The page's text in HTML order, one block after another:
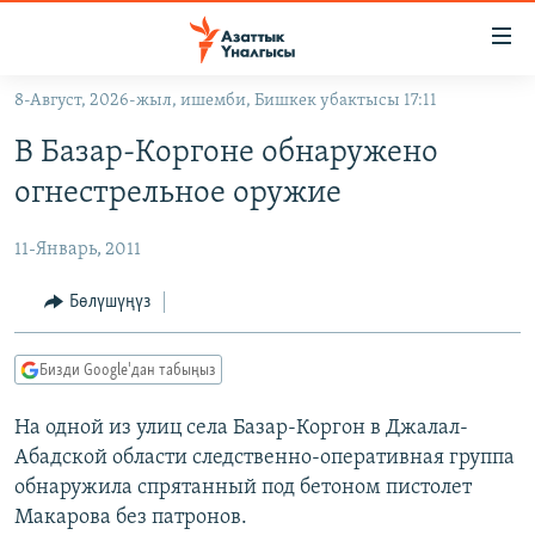
Навигацияга
өтүңүз
салыңыз
КЫРГЫЗСТАН
КЫРГЫЗСТАН
САЯСАТ
ЭКОНОМИКА
ДҮЙНӨ
БОРБОР АЗИЯ
УКРАИНА
АТАЙЫН ИЛИКТӨӨ
БҮГҮН АЗАТТЫКТА
ЭКСПЕРТТЕР ТАЛДАЙТ
БИЗ ЖАНА ДҮЙНӨ
ДАНИСТЕ
ПОДКАСТ
ӨЗГӨЧӨ ПИКИР
Русский
8-Август, 2026-жыл, ишемби, Бишкек убактысы 17:11
В Базар-Коргоне обнаружено
огнестрельное оружие
11-Январь, 2011
Бөлүшүңүз
Бизди Google'дан табыңыз
На одной из улиц села Базар-Коргон в Джалал-
Абадской области следственно-оперативная группа
обнаружила спрятанный под бетоном пистолет
Макарова без патронов.